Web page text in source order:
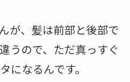
が、髪は前部と後部で
うので、ただ真っすぐ
になるんです。